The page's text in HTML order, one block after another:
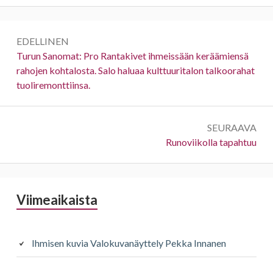
selaus
EDELLINEN
Edellinen:
Turun Sanomat: Pro Rantakivet ihmeissään keräämiensä
rahojen kohtalosta. Salo haluaa kulttuuritalon talkoorahat
tuoliremonttiinsa.
SEURAAVA
Seuraava:
Runoviikolla tapahtuu
Sivupalkki
Viimeaikaista
Ihmisen kuvia Valokuvanäyttely Pekka Innanen